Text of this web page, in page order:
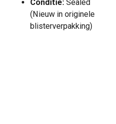
(Nieuw in originele
blisterverpakking)